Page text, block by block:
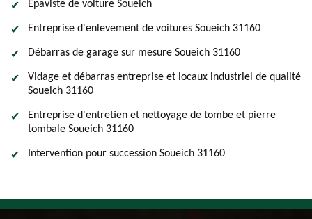
Epaviste de voiture Soueich
Entreprise d'enlevement de voitures Soueich 31160
Débarras de garage sur mesure Soueich 31160
Vidage et débarras entreprise et locaux industriel de qualité
Soueich 31160
Entreprise d'entretien et nettoyage de tombe et pierre
tombale Soueich 31160
Intervention pour succession Soueich 31160